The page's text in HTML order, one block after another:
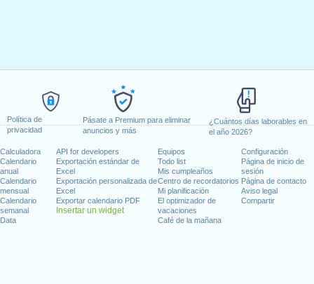
Política de
privacidad
Pásate a Premium para eliminar
anuncios y más
¿Cuántos días laborables en
el año 2026?
Calculadora
Calendario
anual
Calendario
mensual
Calendario
semanal
Data
API for developers
Exportación estándar de
Excel
Exportación personalizada de
Excel
Exportar calendario PDF
Insertar un widget
Equipos
Todo list
Mis cumpleaños
Centro de recordatorios
Mi planificación
El optimizador de
vacaciones
Café de la mañana
Configuración
Página de inicio de
sesión
Página de contacto
Aviso legal
Compartir